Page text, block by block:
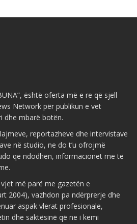
është oferta më e re që sjell
Network për publikun e vet
dhe mbarë botën.
reportazheve dhe intervistave
në studio, ne do t’u ofrojmë
që ndodhen, informacionet më të
më parë me gazetën e
2004), vazhdon pa ndërprerje dhe
aspak vlerat profesionale,
dhe saktësinë që ne i kemi